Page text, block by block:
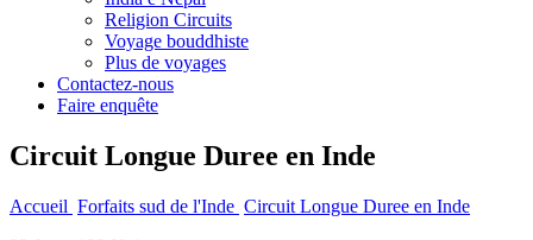
Religion Circuits
Voyage bouddhiste
Plus de voyages
Contactez-nous
Faire enquête
Circuit Longue Duree en Inde
Accueil Forfaits sud de l'Inde Circuit Longue Duree en Inde